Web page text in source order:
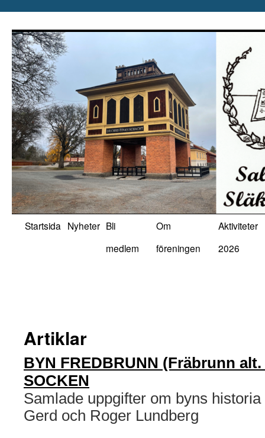
innehåll
Startsida Nyheter Bli
medlem
Om
föreningen
Aktiviteter
2026
Artiklar
BYN FREDBRUNN (Fräbrunn
SOCKEN
Samlade uppgifter om byns
Gerd och Roger Lundberg